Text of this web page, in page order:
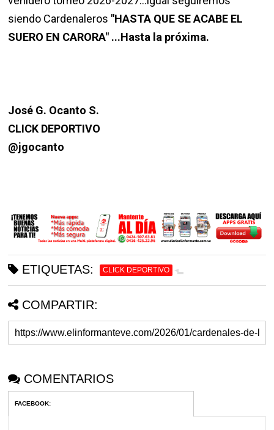
siendo Cardenaleros "HASTA QUE SE ACABE EL
SUERO EN CARORA" ...Hasta la próxima.
José G. Ocanto S.
CLICK DEPORTIVO
@jgocanto
ETIQUETAS: CLICK DEPORTIVO
COMPARTIR:
COMENTARIOS
FACEBOOK: